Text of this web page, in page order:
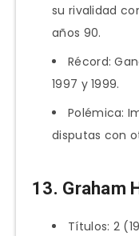
su rivalidad
años 90.
Récord:
1997 y 1999.
Polémica:
disputas con
13. Graham
Títulos: 2